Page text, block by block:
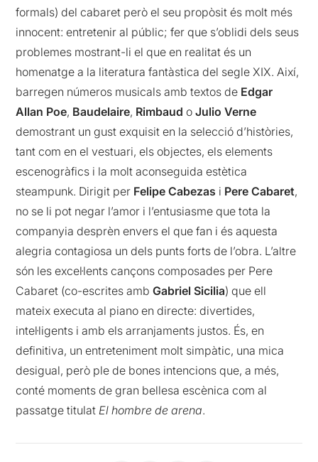
formals) del cabaret però el seu propòsit és molt més
innocent: entretenir al públic; fer que s’oblidi dels seus
problemes mostrant-li el que en realitat és un
homenatge a la literatura fantàstica del segle XIX. Així,
barregen números musicals amb textos de Edgar
Allan Poe, Baudelaire, Rimbaud oJulio Verne
demostrant un gust exquisit en la selecció d’històries,
tant com en el vestuari, els objectes, els elements
escenogràfics i la molt aconseguida estètica
steampunk. Dirigit per Felipe Cabezas i Pere Cabaret,
no se li pot negar l’amor i l’entusiasme que tota la
companyia desprèn envers el que fan i és aquesta
alegria contagiosa un dels punts forts de l’obra. L’altre
són les excel·lents cançons composades per Pere
Cabaret (co-escrites ambGabriel Sicilia) que ell
mateix executa al piano en directe: divertides,
intel·ligents i amb els arranjaments justos. És, en
definitiva, un entreteniment molt simpàtic, una mica
desigual, però ple de bones intencions que, a més,
conté moments de gran bellesa escènica com al
passatge titulat El hombre de arena.